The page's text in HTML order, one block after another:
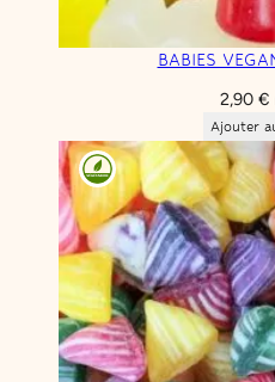
BABIES
2,90 €
Ajouter